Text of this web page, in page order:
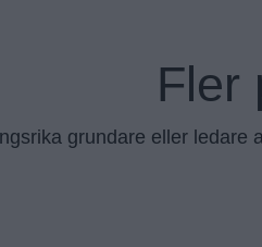
Fler
grundare eller